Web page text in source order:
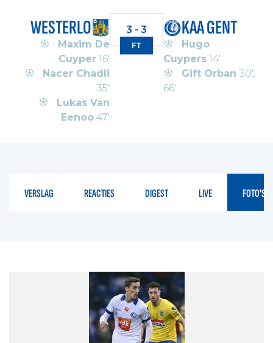
WESTERLO
Maxim De
Cuyper 16'
Nacer Chadli
35'
Lukas Van
Eenoo 47'
3 - 3
FT
KAA GENT
Hugo
Cuypers 14'
Gift Orban 30',
66'
VERSLAG REACTIES DIGEST LIVE FOTO'S